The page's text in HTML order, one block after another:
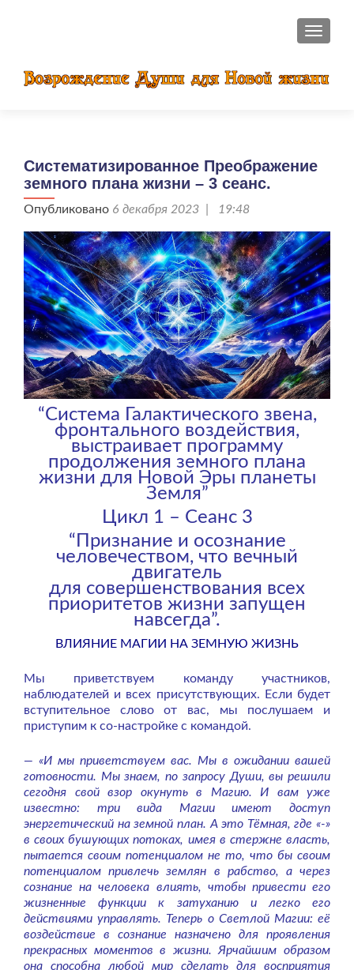
Систематизированное Преображение
земного плана жизни – 3 сеанс.
Опубликовано 6 декабря 2023 | 19:48
“Система Галактического звена,
фронтального воздействия,
выстраивает программу
продолжения земного плана
жизни для Новой Эры планеты
Земля”
Цикл 1 – Сеанс 3
“Признание и осознание
человечеством, что вечный
двигатель
для совершенствования всех
приоритетов жизни запущен
навсегда”.
ВЛИЯНИЕ МАГИИ НА ЗЕМНУЮ ЖИЗНЬ
Мы приветствуем команду участников,
наблюдателей и всех присутствующих. Если будет
вступительное слово от вас, мы послушаем и
приступим к со-настройке с командой.
— «И мы приветствуем вас. Мы в ожидании вашей
готовности. Мы знаем, по запросу Души, вы решили
сегодня свой взор окунуть в Магию. И вам уже
известно: три вида Магии имеют доступ
энергетический на земной план. А это Тёмная, где «-»
в своих бушующих потоках, имея в стержне власть,
пытается своим потенциалом не то, что бы своим
потенциалом привлечь землян в рабство, а через
сознание на человека влиять, чтобы привести его
жизненные функции к затуханию и легко его
действиями управлять. Теперь о Светлой Магии: её
воздействие в сознание назначено для проявления
прекрасных моментов в жизни. Ярчайшим образом
она способна любой мир сделать для восприятия